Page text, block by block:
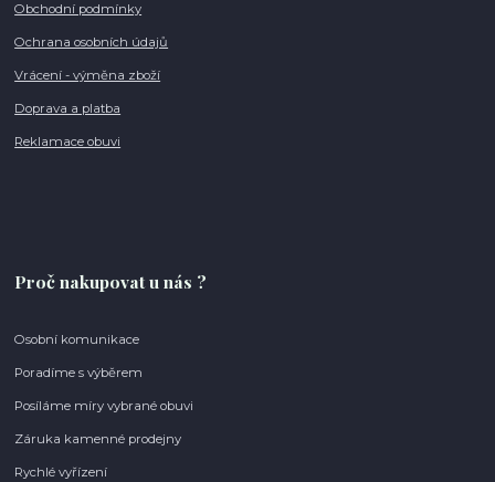
Obchodní podmínky
Ochrana osobních údajů
Vrácení - výměna zboží
Doprava a platba
Reklamace obuvi
Proč nakupovat u nás ?
Osobní komunikace
Poradíme s výběrem
Posíláme míry vybrané obuvi
Záruka kamenné prodejny
Rychlé vyřízení